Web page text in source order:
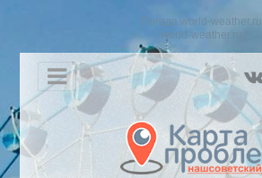
Погода world-weather.ru
world-weather.ru